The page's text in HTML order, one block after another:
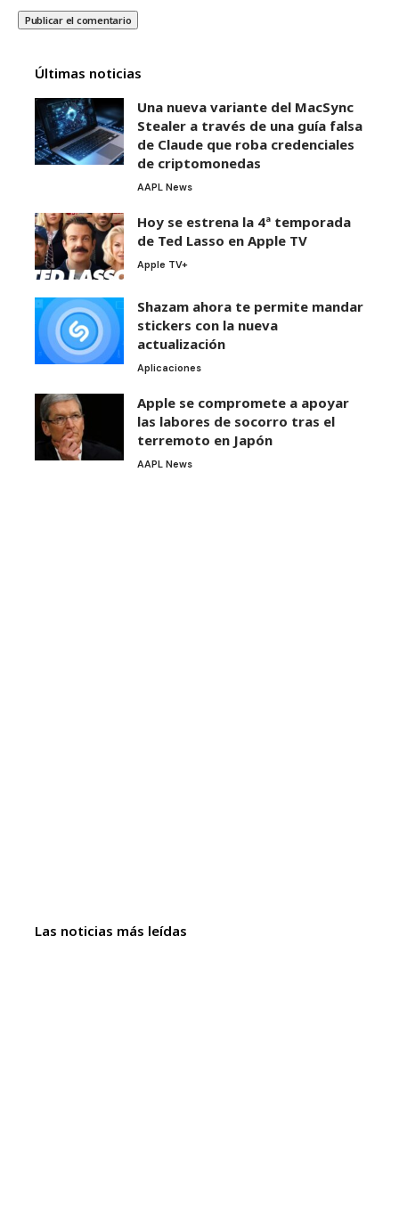
Últimas noticias
Una nueva variante del MacSync
Stealer a través de una guía falsa
de Claude que roba credenciales
de criptomonedas
AAPL News
Hoy se estrena la 4ª temporada
de Ted Lasso en Apple TV
Apple TV+
Shazam ahora te permite mandar
stickers con la nueva
actualización
Aplicaciones
Apple se compromete a apoyar
las labores de socorro tras el
terremoto en Japón
AAPL News
Las noticias más leídas